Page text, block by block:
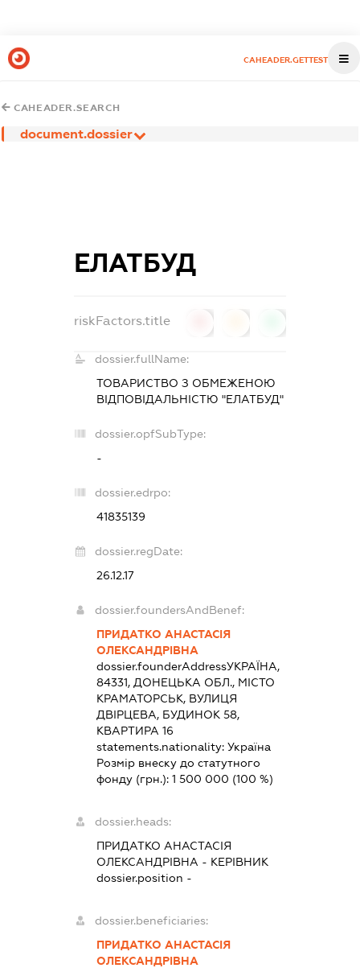
CAHEADER.GETTEST
CAHEADER.SEARCH
document.dossier
ЕЛАТБУД
riskFactors.title
dossier.fullName:
ТОВАРИСТВО З ОБМЕЖЕНОЮ
ВІДПОВІДАЛЬНІСТЮ "ЕЛАТБУД"
dossier.opfSubType:
-
dossier.edrpo:
41835139
dossier.regDate:
26.12.17
dossier.foundersAndBenef:
ПРИДАТКО АНАСТАСІЯ
ОЛЕКСАНДРІВНА
dossier.founderAddressУКРАЇНА,
84331, ДОНЕЦЬКА ОБЛ., МІСТО
КРАМАТОРСЬК, ВУЛИЦЯ
ДВІРЦЕВА, БУДИНОК 58,
КВАРТИРА 16
statements.nationality:Україна
Розмір внеску до статутного
фонду (грн.):1 500 000 (100 %)
dossier.heads:
ПРИДАТКО АНАСТАСІЯ
ОЛЕКСАНДРІВНА - КЕРІВНИК
dossier.position -
dossier.beneficiaries:
ПРИДАТКО АНАСТАСІЯ
ОЛЕКСАНДРІВНА